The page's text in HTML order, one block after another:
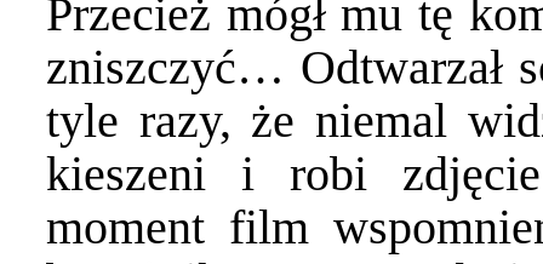
Przecież mógł mu tę
zniszczyć… Odtwarzał
tyle razy, że niemal
kieszeni i robi
moment film